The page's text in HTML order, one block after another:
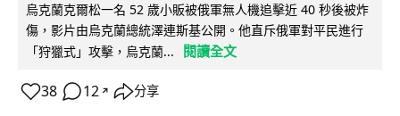
烏克蘭克爾松一名 52 歲小販被俄軍無人機追擊近 40 秒後被炸
傷，影片由烏克蘭總統澤連斯基公開。他直斥俄軍對平民進行
「狩獵式」攻擊，烏克蘭...
閱讀全文
38 12 ↗ 分享